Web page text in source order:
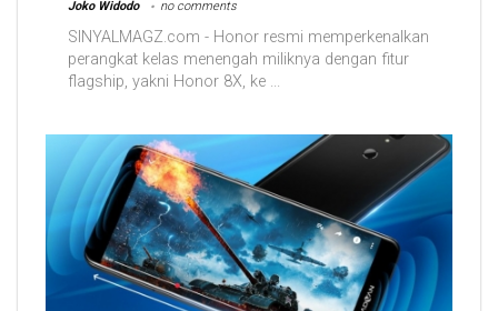
Joko Widodo no comments
SINYALMAGZ.com - Honor resmi memperkenalkan
perangkat kelas menengah miliknya dengan fitur
flagship, yakni Honor 8X, ke ...